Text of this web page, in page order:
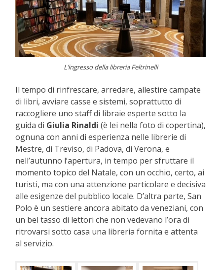
L’ingresso della libreria Feltrinelli
Il tempo di rinfrescare, arredare, allestire campate
di libri, avviare casse e sistemi, soprattutto di
raccogliere uno staff di libraie esperte sotto la
guida di Giulia Rinaldi (è lei nella foto di copertina),
ognuna con anni di esperienza nelle librerie di
Mestre, di Treviso, di Padova, di Verona, e
nell’autunno l’apertura, in tempo per sfruttare il
momento topico del Natale, con un occhio, certo, ai
turisti, ma con una attenzione particolare e decisiva
alle esigenze del pubblico locale. D’altra parte, San
Polo è un sestiere ancora abitato da veneziani, con
un bel tasso di lettori che non vedevano l’ora di
ritrovarsi sotto casa una libreria fornita e attenta
al servizio.